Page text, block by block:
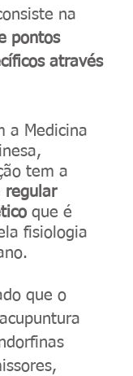
na
pontos
através
a Medicina
tem a
regular
que é
fisiologia
que o